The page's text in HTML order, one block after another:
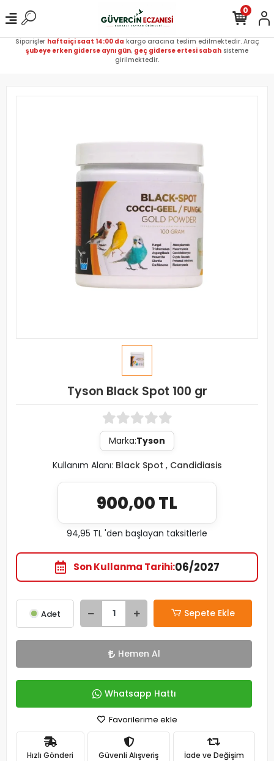
Siparişler haftaiçi saat 14:00 da kargo aracına teslim edilmektedir. Araç
şubeye erken giderse aynı gün, geç giderse ertesi sabah sisteme
girilmektedir.
0
Tyson Black Spot 100 gr
Marka:Tyson
Kullanım Alanı: Black Spot , Candidiasis
900,00 TL
94,95 TL 'den başlayan taksitlerle
Son Kullanma Tarihi06/2027
Adet Sepete Ekle
Hemen Al
Whatsapp Hattı
Favorilerime ekle
Hızlı Gönderi Güvenli Alışveriş İade ve Değişim